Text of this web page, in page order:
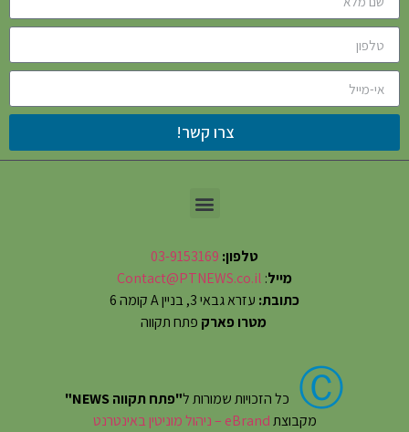
צרו קשר!
טלפון: 03-9153169
מייל:
Contact@PTNEWS.co.il
כתובת: עזרא גבאי 3, בניין A קומה 6
מטרו פארק פתח תקווה
Ⓒ כל הזכויות שמורות ל"פתח תקווה NEWS"
מקבוצתeBrand – ניהול מוניטין באינטרנט